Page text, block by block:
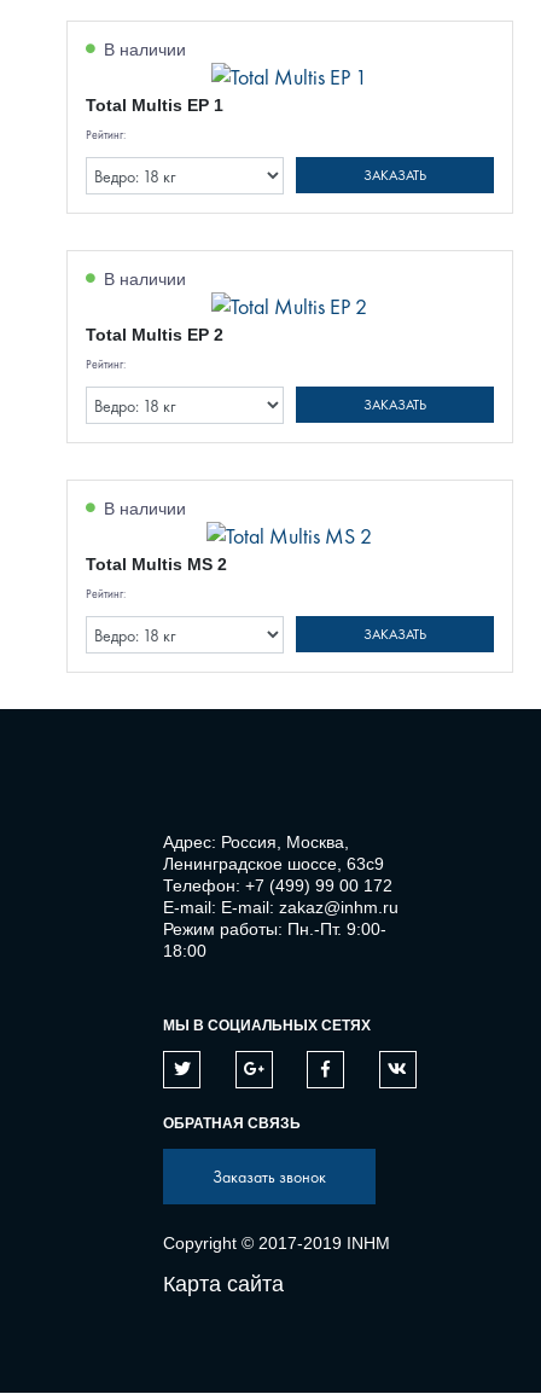
В наличии
Total Multis EP 1
Рейтинг:
ЗАКАЗАТЬ
В наличии
Total Multis EP 2
Рейтинг:
ЗАКАЗАТЬ
В наличии
Total Multis MS 2
Рейтинг:
ЗАКАЗАТЬ
Адрес: Россия, Москва,
Ленинградское шоссе, 63с9
Телефон: +7 (499) 99 00 172
E-mail: E-mail: zakaz@inhm.ru
Режим работы: Пн.-Пт. 9:00-
18:00
МЫ В СОЦИАЛЬНЫХ СЕТЯХ
ОБРАТНАЯ СВЯЗЬ
Заказать звонок
Copyright © 2017-2019 INHM
Карта сайта